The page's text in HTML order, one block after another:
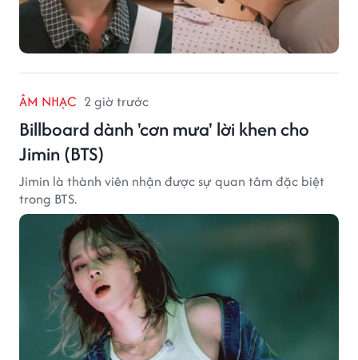
ÂM NHẠC 2 giờ trước
Billboard dành 'cơn mưa' lời khen cho
Jimin (BTS)
Jimin là thành viên nhận được sự quan tâm đặc biệt
trong BTS.